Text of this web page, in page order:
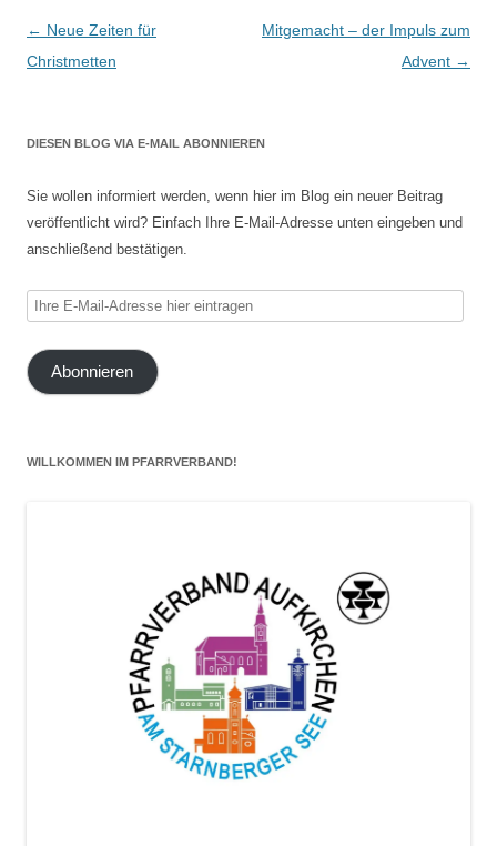
Beitragsnavigation
← Neue Zeiten für
Christmetten
Mitgemacht – der Impuls zum
Advent →
DIESEN BLOG VIA E-MAIL ABONNIEREN
Sie wollen informiert werden, wenn hier im Blog ein neuer Beitrag
veröffentlicht wird? Einfach Ihre E-Mail-Adresse unten eingeben und
anschließend bestätigen.
Ihre
Mail-
Adresse
Abonnieren
WILLKOMMEN IM PFARRVERBAND!